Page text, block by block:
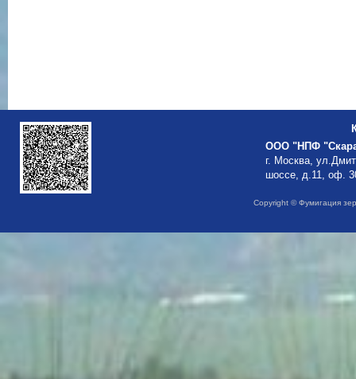
ООО "НПФ
г. Москва,
шоссе, д.11, оф.
Copyright © Фумигация